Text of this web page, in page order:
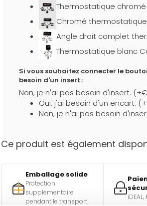
Thermostatique
Chromé
Angle droit complet
Thermostatique blanc
Si vous souhaitez connecter le
besoin d'un insert.:
Non, je n'ai pas besoin d'insert.
Oui, j'ai besoin d'un encart.
Non, je n'ai pas besoin
Ce produit est également
Emballage solide
Protection
supplémentaire
pendant le transport